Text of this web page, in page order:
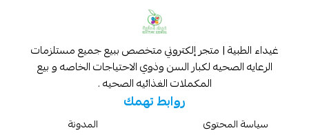
غيداء الطبية | متجر إلكتروني متخصص ببيع جميع مستلزمات
الرعايه الصحيه لكبار السن وذوي الاحتياجات الخاصه و بيع
المكملات الغذائيه الصحيه .
روابط تهمك
سياسة المحتوى
المدونة